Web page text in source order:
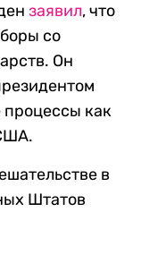
заявил, что
со
Он
процессы как
в
Штатов